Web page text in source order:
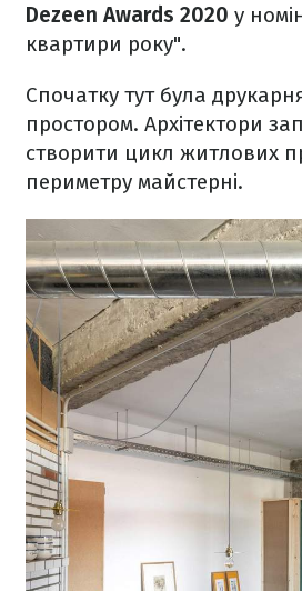
Dezeen Awards 2020 у
квартири року".
Спочатку тут була
простором. Архітектори
створити цикл житлових
периметру майстерні.